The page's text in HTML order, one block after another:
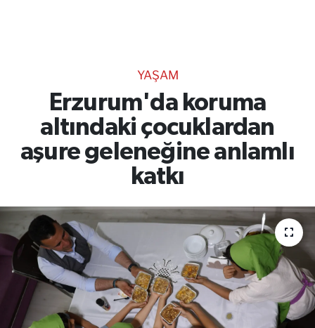
YAŞAM
Erzurum'da koruma
altındaki çocuklardan
aşure geleneğine anlamlı
katkı
RESMİ İLANLAR
Gencsesfm Canlı Dinle